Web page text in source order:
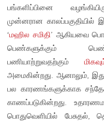
பங்களிப்பினை
முன்னரான காலப்பகுதியில்
‘மஹில சமிதி’ ஆகியவை
பெண்களுக்கும்
பணியாற்றுவதற்கும்
அமைகின்றது. ஆனாலும்,
பல காரணங்களுக்காக
காணப்படுகின்றது.
பொதுவெளியில்